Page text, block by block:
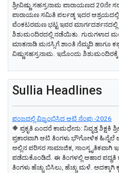
ಶ್ರೀವಿಷ್ಣು ಸಹಸ್ರನಾಮ ಪಾರಾಯಣದ 20ನೇ
ಪಾರಾಯಣ ಸಮಿತಿ ಪರ್ಲಡ್ಕ ಇದರ
ವೆಂಕಟರಮಣ ಭಟ್ಟ ಇವರ ಮಾರ್ಗದರ್ಶನದಲ್ಲಿ
ಶಿಶುಮಂದಿರದಲ್ಲಿ ನಡೆಯಿತು. ಗುರುಗಳಾದ
ಮಾತನಾಡಿ ಮನಸ್ಸಿಗೆ ಶಾಂತಿ ನೆಮ್ಮದಿ ಹಾಗೂ
ವಿಷ್ಣುಸಹಸ್ರನಾಮ. ಇದೊಂದು ಶಿಶುಮಂದಿರಕ್ಕೆ
Sullia Headlines
ಪಂಜದಲ್ಲಿ ವಿಜ್ರಂಭಿಸಿದ ಆಟಿ ನೆಂಪು -2026
🔶 ಪ್ರಕೃತಿ ಎಂದರೆ ಕಾಮಧೇನು: ನಿವೃತ್ತ
ಪ್ರಕಾರವಾಗಿ ಆಟಿ ತಿಂಗಳು ಭೌಗೋಳಿಕ
ಅಲ್ಲಿನ ಪರಿಸರ ಸಾಮಾಜಿಕ, ಸಾಂಸ್ಕೃತಿಕವಾಗಿ
ಪಡೆದುಕೊಂಡಿದೆ. ಈ ತಿಂಗಳಲ್ಲಿ ಆಹಾರ
ತಿಂಗಳು ಹೆಚ್ಚು ಬಿಸಿಲು, ಹೆಚ್ಚು ಮಳೆ.